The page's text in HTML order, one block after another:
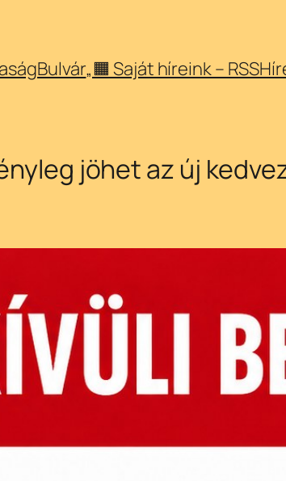
Bulvár„🟧 Saját híreink –
jöhet az új